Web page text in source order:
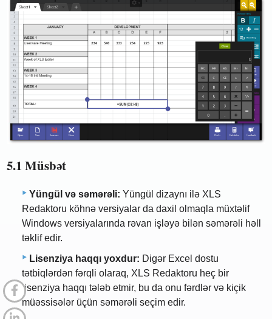
5.1 Müsbət
Yüngül və səmərəli: Yüngül dizaynı ilə XLS
Redaktoru köhnə versiyalar da daxil olmaqla müxtəlif
Windows versiyalarında rəvan işləyə bilən səmərəli həll
təklif edir.
Lisenziya haqqı yoxdur: Digər Excel dostu
tətbiqlərdən fərqli olaraq, XLS Redaktoru heç bir
lisenziya haqqı tələb etmir, bu da onu fərdlər və kiçik
müəssisələr üçün səmərəli seçim edir.